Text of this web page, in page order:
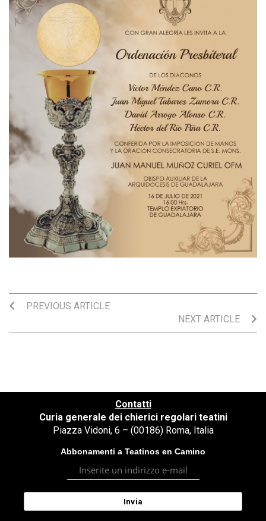
PREVIOUS ARTICLE
NEXT ARTICLE
Contatti
Curia generale dei chierici regolari teatini
Piazza Vidoni, 6 – (00186) Roma, Italia
Abbonamenti a Teatinos en Camino